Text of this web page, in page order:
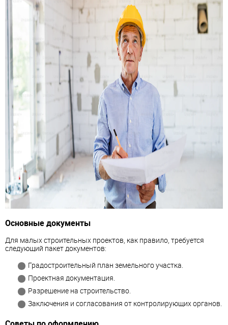
Основные документы
Для малых строительных проектов, как правило, требуется
следующий пакет документов:
Градостроительный план земельного участка.
Проектная документация.
Разрешение на строительство.
Заключения и согласования от контролирующих органов.